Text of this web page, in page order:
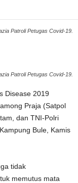
Patroli Petugas Covid-19.
Patroli Petugas Covid-19.
Disease 2019
Praja (Satpol
dan TNI-Polri
Bule, Kamis
tidak
memutus mata